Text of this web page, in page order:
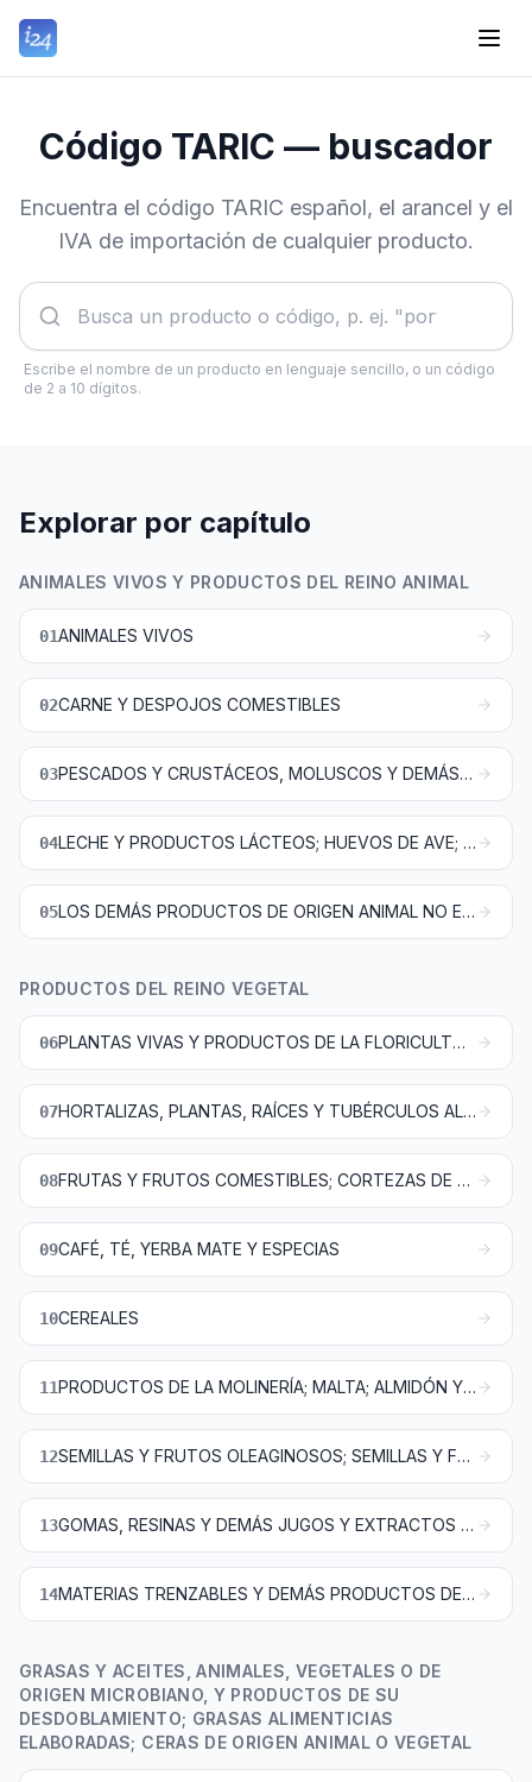
Código TARIC — buscador
Encuentra el código TARIC español, el arancel y el
IVA de importación de cualquier producto.
Escribe el nombre de un producto en lenguaje sencillo, o un código
de 2 a 10 dígitos.
Explorar por capítulo
ANIMALES VIVOS Y PRODUCTOS DEL REINO ANIMAL
01ANIMALES VIVOS
02CARNE Y DESPOJOS COMESTIBLES
03 PESCADOS Y CRUSTÁCEOS, MOLUSCOS Y DEMÁS INVERTEBRADOS ACUÁTICOS
04 LECHE Y PRODUCTOS LÁCTEOS; HUEVOS DE AVE; MIEL NATURAL; PRODUCTOS COMESTIBLES DE ORIGEN ANIMAL NO EXPRESADOS NI COMPRENDIDOS EN OTRA PARTE
05 LOS DEMÁS PRODUCTOS DE ORIGEN ANIMAL NO EXPRESADOS NI COMPRENDIDOS EN OTRA PARTE
PRODUCTOS DEL REINO VEGETAL
06 PLANTAS VIVAS Y PRODUCTOS DE LA FLORICULTURA
07 HORTALIZAS, PLANTAS, RAÍCES Y TUBÉRCULOS ALIMENTICIOS
08 FRUTAS Y FRUTOS COMESTIBLES; CORTEZAS DE AGRIOS (CÍTRICOS), MELONES O SANDÍAS
09CAFÉ, TÉ, YERBA MATE Y ESPECIAS
10CEREALES
11 PRODUCTOS DE LA MOLINERÍA; MALTA; ALMIDÓN Y FÉCULA; INULINA; GLUTEN DE TRIGO
12 SEMILLAS Y FRUTOS OLEAGINOSOS; SEMILLAS Y FRUTOS DIVERSOS; PLANTAS INDUSTRIALES O MEDICINALES; PAJA Y FORRAJE
13 GOMAS, RESINAS Y DEMÁS JUGOS Y EXTRACTOS VEGETALES
14 MATERIAS TRENZABLES Y DEMÁS PRODUCTOS DE ORIGEN VEGETAL, NO EXPRESADOS NI COMPRENDIDOS EN OTRA PARTE
GRASAS Y ACEITES, ANIMALES, VEGETALES O DE
ORIGEN MICROBIANO, Y PRODUCTOS DE SU
DESDOBLAMIENTO; GRASAS ALIMENTICIAS
ELABORADAS; CERAS DE ORIGEN ANIMAL O VEGETAL